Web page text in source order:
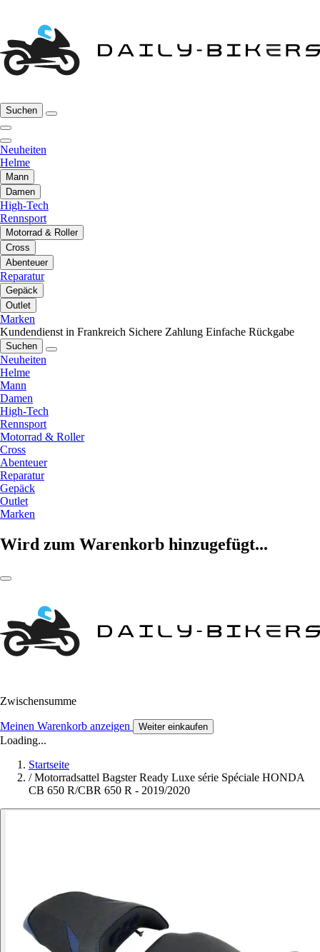
Suchen
Neuheiten
Helme
Mann
Damen
High-Tech
Rennsport
Motorrad & Roller
Cross
Abenteuer
Reparatur
Gepäck
Outlet
Marken
Kundendienst in Frankreich Sichere Zahlung Einfache Rückgabe
Suchen
Neuheiten
Helme
Mann
Damen
High-Tech
Rennsport
Motorrad & Roller
Cross
Abenteuer
Reparatur
Gepäck
Outlet
Marken
Wird zum Warenkorb hinzugefügt...
Zwischensumme
Meinen Warenkorb anzeigen Weiter einkaufen
Loading...
Startseite
/ Motorradsattel Bagster Ready Luxe série Spéciale HONDA
CB 650 R/CBR 650 R - 2019/2020